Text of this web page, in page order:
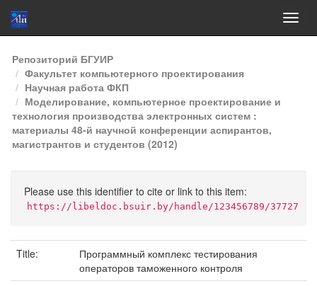
Skip
navigation
Репозиторий БГУИР
Факультет компьютерного проектирования
Научная работа ФКП
Моделирование, компьютерное проектирование и
технология производства электронных систем :
материалы 48-й научной конференции аспирантов,
магистрантов и студентов (2012)
Please use this identifier to cite or link to this item:
https://libeldoc.bsuir.by/handle/123456789/37727
Title:
Программный комплекс тестирования
операторов таможенного контроля